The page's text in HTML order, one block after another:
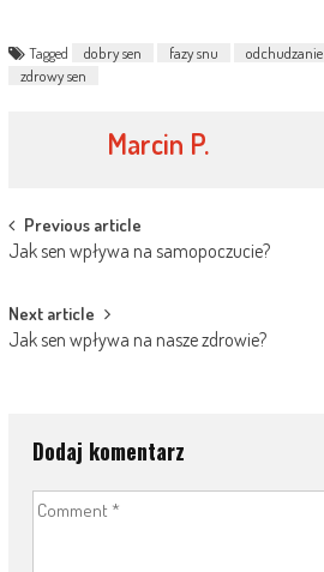
Tagged dobry sen fazy snu odchudzanie
zdrowy sen
Marcin P.
Post
navigation
Previous article
Jak sen wpływa na samopoczucie?
Next article
Jak sen wpływa na nasze zdrowie?
Dodaj komentarz